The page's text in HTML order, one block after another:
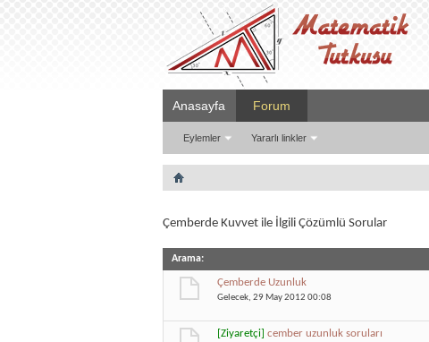
Anasayfa Forum
Eylemler Yararlı linkler
Çemberde Kuvvet ile İlgili Çözümlü Sorular
Arama:
Çemberde Uzunluk
Gelecek, 29 May 2012 00:08
[Ziyaretçi] cember uzunluk soruları